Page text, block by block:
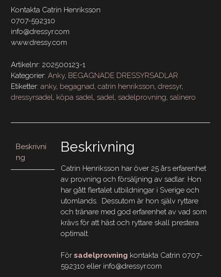
Kontakta Catrin Henriksson
0707-592310
info@dressyr.com
www.dressy.com
Artikelnr: 202500123-1
Kategorier: Anky, BEGAGNADE DRESSYRSADLAR
Etiketter: anky, begagnad, catrin henriksson, dressyr,
dressyrsadel, köpa sadel, sadel, sadelprovning, salinero
Beskrivni
ng
Beskrivning
Catrin Henriksson har över 25 års erfarenhet
av provning och försäljning av sadlar. Hon
har gått flertalet utbildningar i Sverige och
utomlands. Dessutom är hon själv ryttare
och tränare med god erfarenhet av vad som
krävs för att häst och ryttare skall prestera
optimalt.
För sadelprovning kontakta Catrin 0707-
592310 eller info@dressyr.com